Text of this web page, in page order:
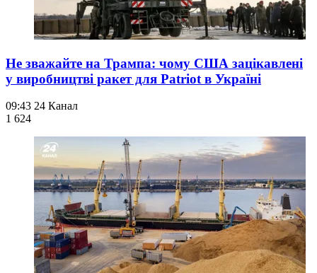
Не зважайте на Трампа: чому США зацікавлені
у виробництві ракет для Patriot в Україні
09:43 24 Канал
1 624